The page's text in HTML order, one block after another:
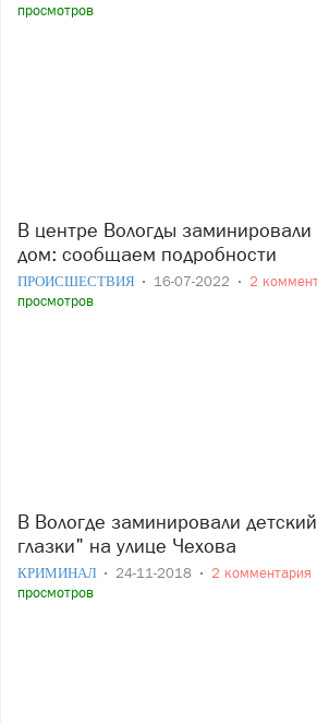
просмотров
В центре Вологды заминировали Шаламовский
дом: сообщаем подробности
ПРОИСШЕСТВИЯ 16-07-2022 2
просмотров
В Вологде заминировали детский сад "Анютины
глазки" на улице Чехова
КРИМИНАЛ 24-11-2018 2 комментария
просмотров